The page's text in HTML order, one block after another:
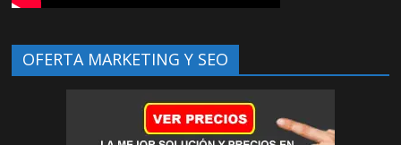
OFERTA MARKETING Y SEO